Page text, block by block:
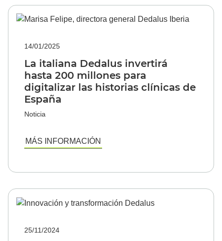
14/01/2025
La italiana Dedalus invertirá
hasta 200 millones para
digitalizar las historias clínicas de
España
Noticia
MÁS INFORMACIÓN
25/11/2024